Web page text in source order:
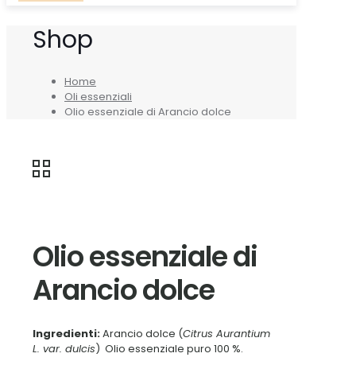
Shop
Home
Oli essenziali
Olio essenziale di Arancio dolce
Olio essenziale di
Arancio dolce
Ingredienti:Arancio dolce (Citrus Aurantium
L. var. dulcis) Olio essenziale puro 100 %.